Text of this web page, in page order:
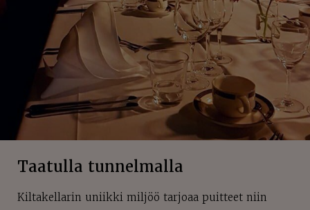
Taatulla tunnelmalla
Kiltakellarin uniikki miljöö tarjoaa puitteet niin